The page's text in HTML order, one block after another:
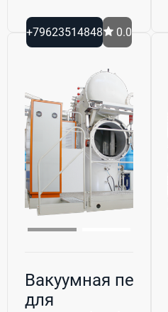
+79623514848 0.0
Вакуумная печь
для